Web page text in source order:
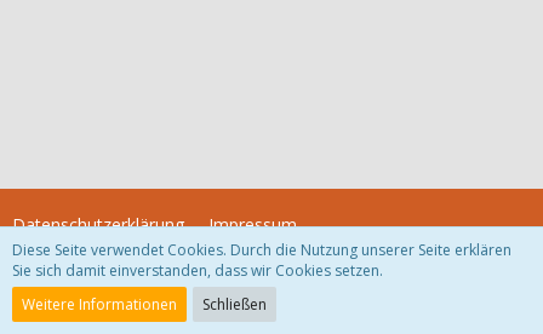
Datenschutzerklärung Impressum
Community-Software:
Diese Seite verwendet Cookies. Durch die Nutzung unserer Seite erklären
Sie sich damit einverstanden, dass wir Cookies setzen.
Weitere Informationen
Schließen